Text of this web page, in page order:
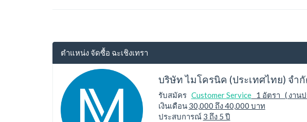
ตำแหน่ง จัดซื้อ ฉะเชิงเทรา
บริษัท ไมโครนิค (ประเทศไทย) จำ
รับสมัคร Customer Service1 อัตรา ( งานป
เงินเดือน 30,000 ถึง 40,000 บาท
ประสบการณ์ 3 ถึง 5 ปี